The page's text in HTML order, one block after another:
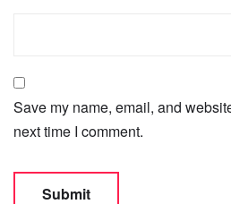
Save my name, email, and
next time I comment.